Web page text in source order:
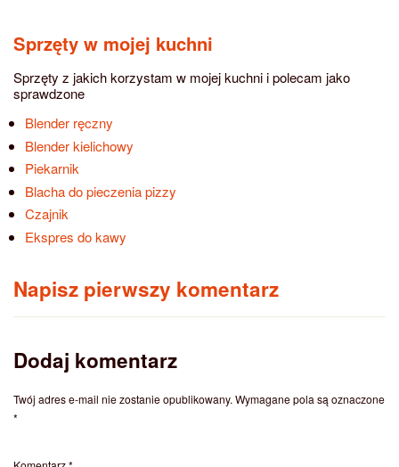
Sprzęty w mojej kuchni
Sprzęty z jakich korzystam w mojej kuchni i polecam jako
sprawdzone
Blender ręczny
Blender kielichowy
Piekarnik
Blacha do pieczenia pizzy
Czajnik
Ekspres do kawy
Napisz pierwszy komentarz
Dodaj komentarz
Twój adres e-mail nie zostanie opublikowany. Wymagane pola są oznaczone
*